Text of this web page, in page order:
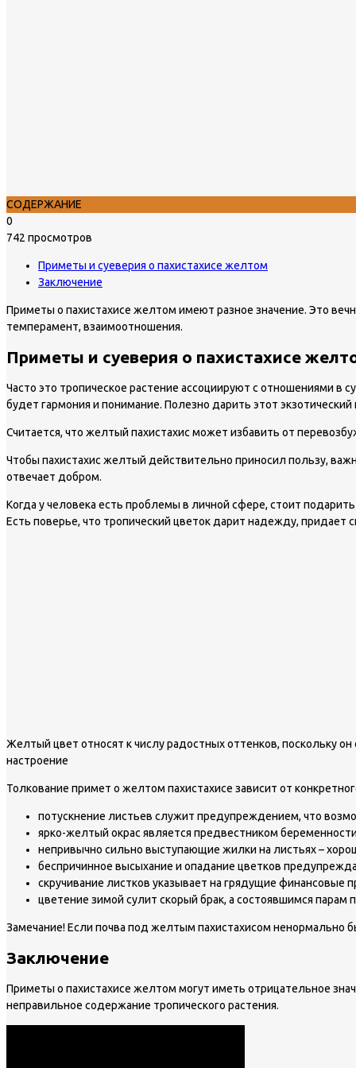
СОДЕРЖАНИЕ
0
742 просмотров
Приметы и суеверия о пахистахисе желтом
Заключение
Приметы о пахистахисе желтом имеют разное значение. Это
темперамент, взаимоотношения.
Приметы и суеверия о пахистахисе
Часто это тропическое растение ассоциируют с отношениями
будет гармония и понимание. Полезно дарить этот
Считается, что желтый пахистахис может избавить от
Чтобы пахистахис желтый действительно приносил пользу,
отвечает добром.
Когда у человека есть проблемы в личной сфере, стоит
Есть поверье, что тропический цветок дарит надежду,
Желтый цвет относят к числу радостных оттенков, поскольку
настроение
Толкование примет о желтом пахистахисе зависит от
потускнение листьев служит предупреждением, что
ярко-желтый окрас является предвестником
непривычно сильно выступающие жилки на листьях –
беспричинное высыхание и опадание цветков
скручивание листков указывает на грядущие финансовые
цветение зимой сулит скорый брак, а состоявшимся парам
Замечание!Если почва под желтым пахистахисом ненормально
Заключение
Приметы о пахистахисе желтом могут иметь отрицательное
неправильное содержание тропического растения.